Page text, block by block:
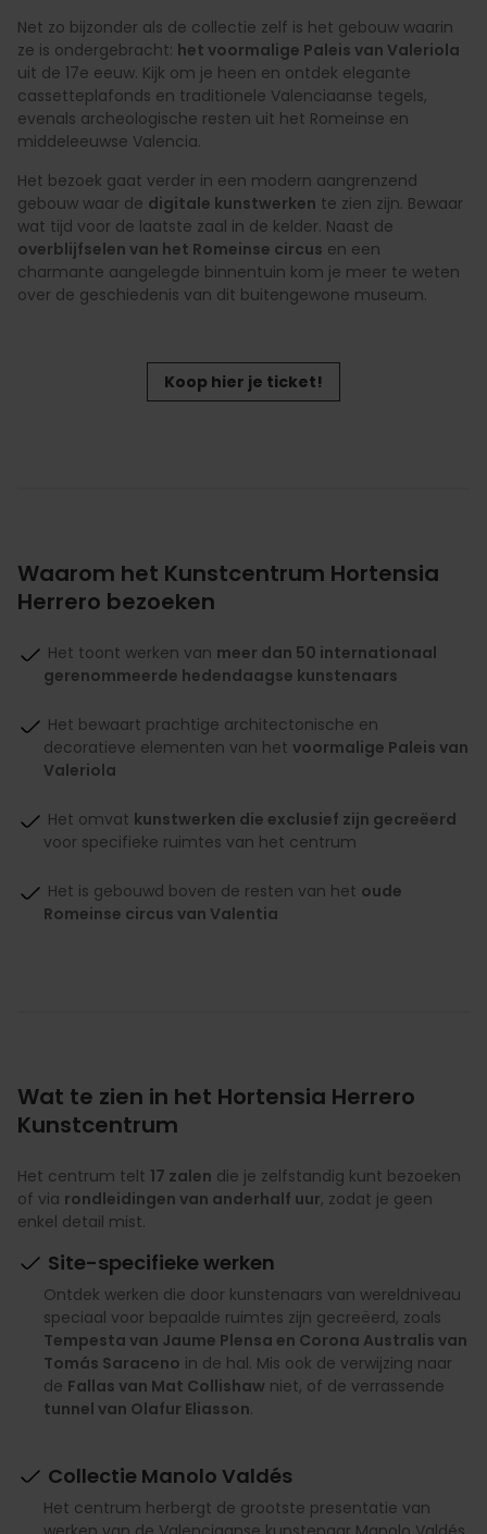
Net zo bijzonder als de collectie zelf is het gebouw waarin
ze is ondergebracht: het voormalige Paleis van Valeriola
uit de 17e eeuw. Kijk om je heen en ontdek elegante
cassetteplafonds en traditionele Valenciaanse tegels,
evenals archeologische resten uit het Romeinse en
middeleeuwse Valencia.
Het bezoek gaat verder in een modern aangrenzend
gebouw waar de digitale kunstwerken te zien zijn. Bewaar
wat tijd voor de laatste zaal in de kelder. Naast de
overblijfselen van het Romeinse circus en een
charmante aangelegde binnentuin kom je meer te weten
over de geschiedenis van dit buitengewone museum.
Koop hier je ticket!
Waarom het Kunstcentrum Hortensia
Herrero bezoeken
Het toont werken van meer dan 50 internationaal
gerenommeerde hedendaagse kunstenaars
Het bewaart prachtige architectonische en
decoratieve elementen van het voormalige Paleis van
Valeriola
Het omvat kunstwerken die exclusief zijn gecreëerd
voor specifieke ruimtes van het centrum
Het is gebouwd boven de resten van het oude
Romeinse circus van Valentia
Wat te zien in het Hortensia Herrero
Kunstcentrum
Het centrum telt 17 zalen die je zelfstandig kunt bezoeken
of via rondleidingen van anderhalf uur, zodat je geen
enkel detail mist.
Site-specifieke werken
Ontdek werken die door kunstenaars van wereldniveau
speciaal voor bepaalde ruimtes zijn gecreëerd, zoals
Tempesta van Jaume Plensa en Corona Australis van
Tomás Saraceno in de hal. Mis ook de verwijzing naar
de Fallas van Mat Collishaw niet, of de verrassende
tunnel van Olafur Eliasson.
Collectie Manolo Valdés
Het centrum herbergt de grootste presentatie van